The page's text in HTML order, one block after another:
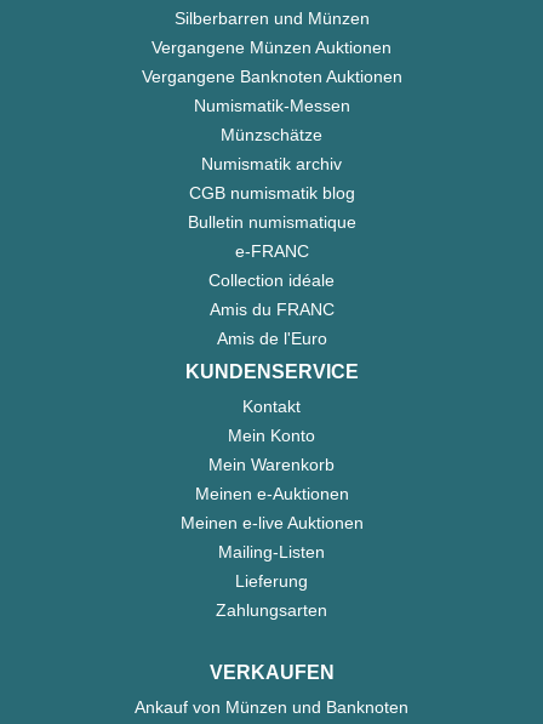
Silberbarren und Münzen
Vergangene Münzen Auktionen
Vergangene Banknoten Auktionen
Numismatik-Messen
Münzschätze
Numismatik archiv
CGB numismatik blog
Bulletin numismatique
e-FRANC
Collection idéale
Amis du FRANC
Amis de l'Euro
KUNDENSERVICE
Kontakt
Mein Konto
Mein Warenkorb
Meinen e-Auktionen
Meinen e-live Auktionen
Mailing-Listen
Lieferung
Zahlungsarten
VERKAUFEN
Ankauf von Münzen und Banknoten